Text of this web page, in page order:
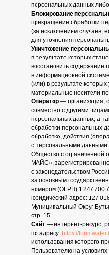
персональных данных
Блокирование
прекращение обработки
(за исключением случаев,
для уточнения
Уничтожение
в результате которых
восстановить содержание
в информационной
(или) в результате
материальные носители
Оператор — организация,
совместно с другими
персональных данных, а
обработки персональных
обработке, действия
с персональными
Общество с ограниченной
МАЙС»,
с законодательством
за основным
номером (ОГРН) 1 247 700
юридический адрес: 127
Муниципальный Округ
стр. 15.
Сайт — интернет-ресурс,
по адресу: https://
использования которого
Пользователю на условиях